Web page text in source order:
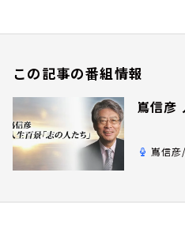
この記事の番組情報
嶌信彦
嶌信